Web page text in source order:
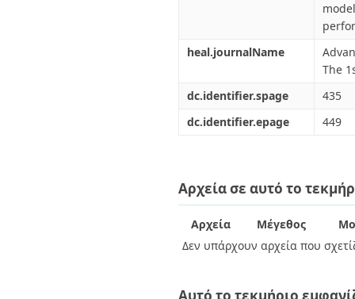
heal.journalName
The
dc.identifier.spage
435
dc.identifier.epage
449
Αρχεία σε αυτό το
Αρχεία Μέγεθος
Δεν υπάρχουν αρχεία που